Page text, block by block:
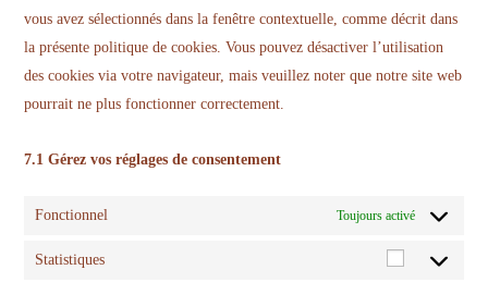
vous avez sélectionnés dans la fenêtre contextuelle, comme décrit dans
la présente politique de cookies. Vous pouvez désactiver l’utilisation
des cookies via votre navigateur, mais veuillez noter que notre site web
pourrait ne plus fonctionner correctement.
7.1 Gérez vos réglages de consentement
Fonctionnel Toujours activé
Statistiques
Statistiques